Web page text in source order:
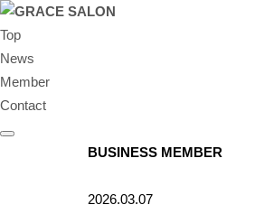
Top
News
Member
Contact
BUSINESS MEMBER
2026.03.07